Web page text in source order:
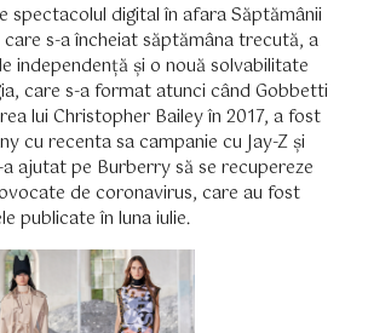
spectacolul digital în afara Săptămânii
s-a încheiat săptămâna trecută, a
independență și o nouă solvabilitate
care s-a format atunci când Gobbetti
lui Christopher Bailey în 2017, a fost
cu recenta sa campanie cu Jay-Z și
ajutat pe Burberry să se recupereze
de coronavirus, care au fost
publicate în luna iulie.